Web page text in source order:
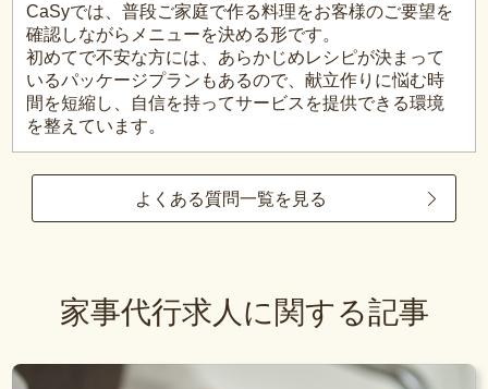
CaSyでは、普段ご家庭で作る料理をお客様のご要望を
確認しながらメニューを決める形です。
初めてで不安な方には、あらかじめレシピが決まって
いるパッケージプランもあるので、献立作りに悩む時
間を短縮し、自信を持ってサービスを提供できる環境
を整えています。
よくある質問一覧を見る
家事代行求人に関する記事